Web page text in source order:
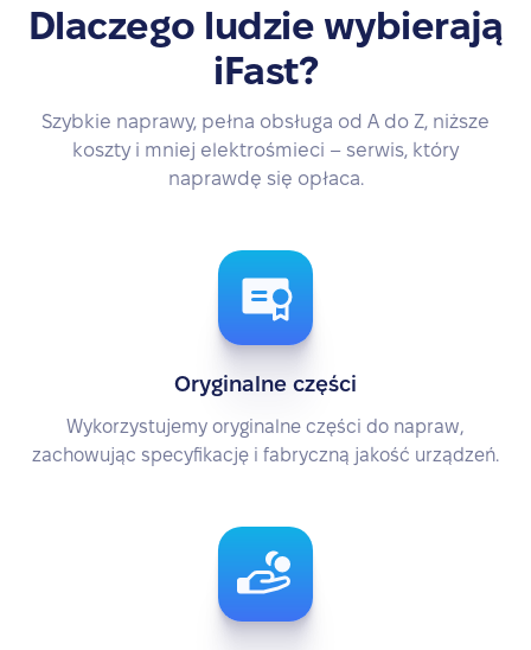
Dlaczego ludzie wybierają
iFast?
Szybkie naprawy, pełna obsługa od A do Z, niższe
koszty i mniej elektrośmieci – serwis, który
naprawdę się opłaca.
Oryginalne części
Wykorzystujemy oryginalne części do napraw,
zachowując specyfikację i fabryczną jakość urządzeń.